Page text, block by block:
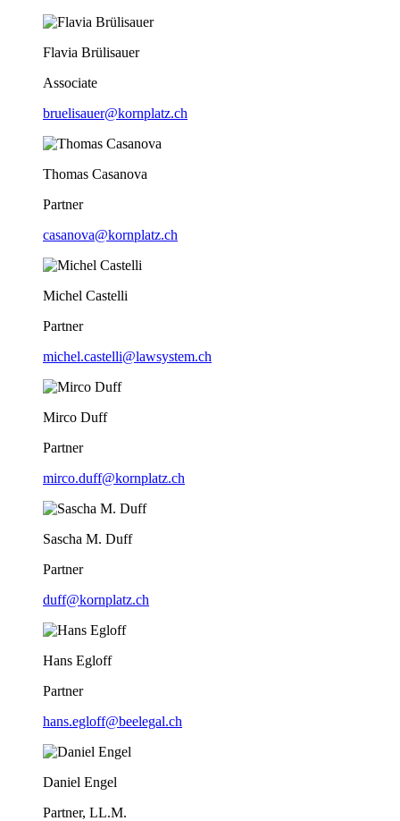
Flavia Brülisauer
Associate
bruelisauer@kornplatz.ch
Thomas Casanova
Partner
casanova@kornplatz.ch
Michel Castelli
Partner
michel.castelli@lawsystem.ch
Mirco Duff
Partner
mirco.duff@kornplatz.ch
Sascha M. Duff
Partner
duff@kornplatz.ch
Hans Egloff
Partner
hans.egloff@beelegal.ch
Daniel Engel
Partner, LL.M.